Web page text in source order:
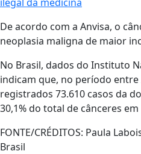
De acordo com a Anvisa, o
neoplasia maligna de maior
No Brasil, dados do Instituto
indicam que, no período entre
registrados 73.610 casos da
30,1% do total de cânceres
FONTE/CRÉDITOS: Paula
Brasil